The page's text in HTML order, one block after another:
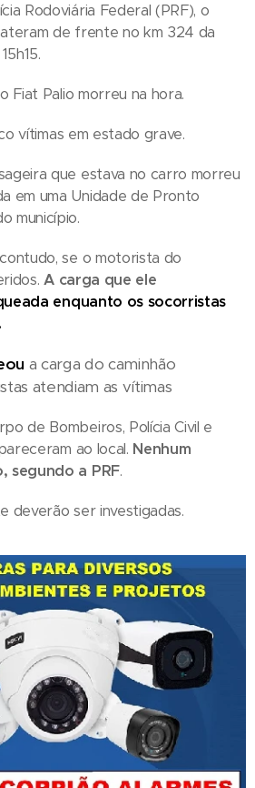
Rodoviária Federal (PRF), o
de frente no km 324 da
Fiat Palio morreu na hora.
vítimas em estado grave.
que estava no carro morreu
em uma Unidade de Pronto
município.
se o motorista do
A carga que ele
enquanto os socorristas
a carga do caminhão
atendiam as vítimas
de Bombeiros, Polícia Civil e
ao local. Nenhum
segundo a PRF.
deverão ser investigadas.